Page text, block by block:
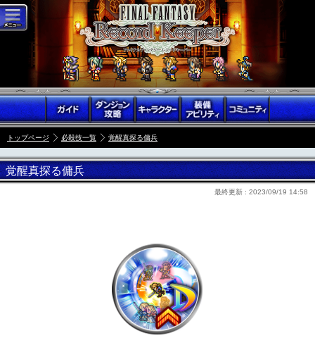
トップページ 必殺技一覧 覚醒真探る傭兵
覚醒真探る傭兵
最終更新 : 2023/09/19 14:58